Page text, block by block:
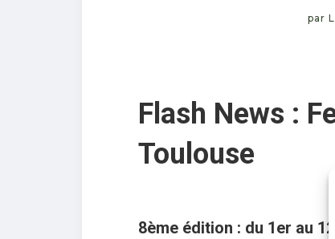
par
Flash News :
Toulouse
8ème édition : du 1er au